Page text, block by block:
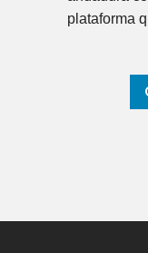
plataforma